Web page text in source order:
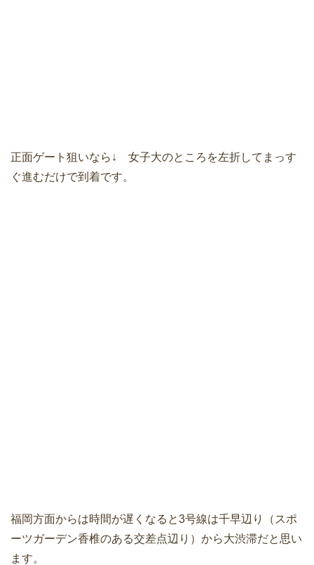
正面ゲート狙いなら↓ 女子大のところを左折してまっす
ぐ進むだけで到着です。
福岡方面からは時間が遅くなると3号線は千早辺り（スポ
ーツガーデン香椎のある交差点辺り）から大渋滞だと思い
ます。